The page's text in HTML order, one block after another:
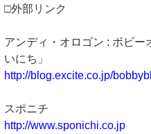
□外部リンク
アンディ・オロゴン : ボビー
いにち」
http://blog.excite.co.jp/
スポニチ
http://www.sponichi.co.jp